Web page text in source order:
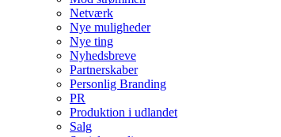
Netværk
Nye muligheder
Nye ting
Nyhedsbreve
Partnerskaber
Personlig Branding
PR
Produktion i udlandet
Salg